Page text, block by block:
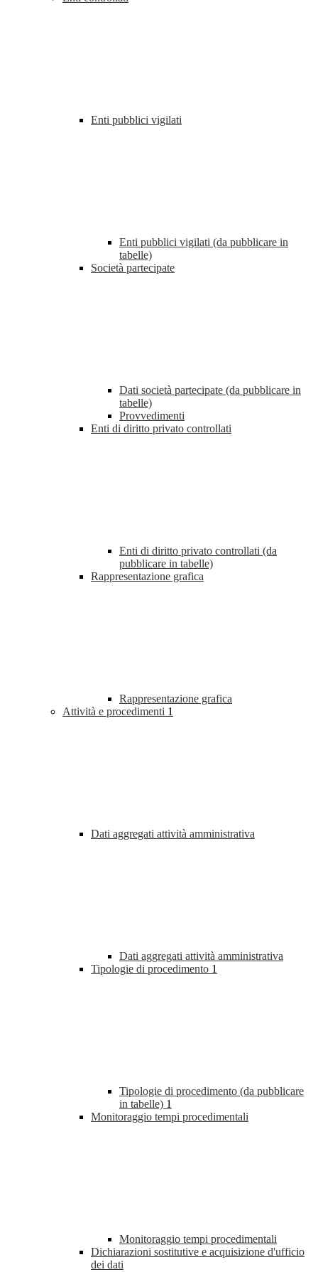
Enti pubblici vigilati
Enti pubblici vigilati (da pubblicare in
tabelle)
Società partecipate
Dati società partecipate (da pubblicare in
tabelle)
Provvedimenti
Enti di diritto privato controllati
Enti di diritto privato controllati (da
pubblicare in tabelle)
Rappresentazione grafica
Rappresentazione grafica
Attività e procedimenti 1
Dati aggregati attività amministrativa
Dati aggregati attività amministrativa
Tipologie di procedimento 1
Tipologie di procedimento (da pubblicare
in tabelle) 1
Monitoraggio tempi procedimentali
Monitoraggio tempi procedimentali
Dichiarazioni sostitutive e acquisizione d'ufficio
dei dati